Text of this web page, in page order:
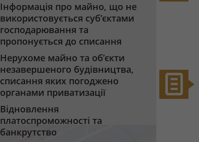
Інформація про майно, що не
використовується суб’єктами
господарювання та
пропонується до списання
Нерухоме майно та об’єкти
незавершеного будівництва,
списання яких погоджено
органами приватизації
Відновлення
платоспроможності та
банкрутство